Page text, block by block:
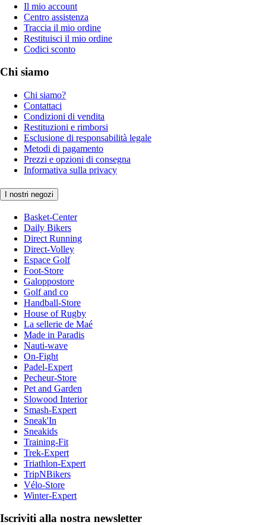
Il mio account
Centro assistenza
Traccia il mio ordine
Restituisci il mio ordine
Codici sconto
Chi siamo
Chi siamo?
Contattaci
Condizioni di vendita
Restituzioni e rimborsi
Esclusione di responsabilità legale
Metodi di pagamento
Prezzi e opzioni di consegna
Informativa sulla privacy
I nostri negozi
Basket-Center
Daily Bikers
Direct Running
Direct-Volley
Espace Golf
Foot-Store
Galoppostore
Golf and co
Handball-Store
House of Rugby
La sellerie de Maé
Made in Paradis
Nauti-wave
On-Fight
Padel-Expert
Pecheur-Store
Pet and Garden
Slowood Interior
Smash-Expert
Sneak'In
Sneakids
Training-Fit
Trek-Expert
Triathlon-Expert
TripNBikers
Vélo-Store
Winter-Expert
Iscriviti alla nostra newsletter